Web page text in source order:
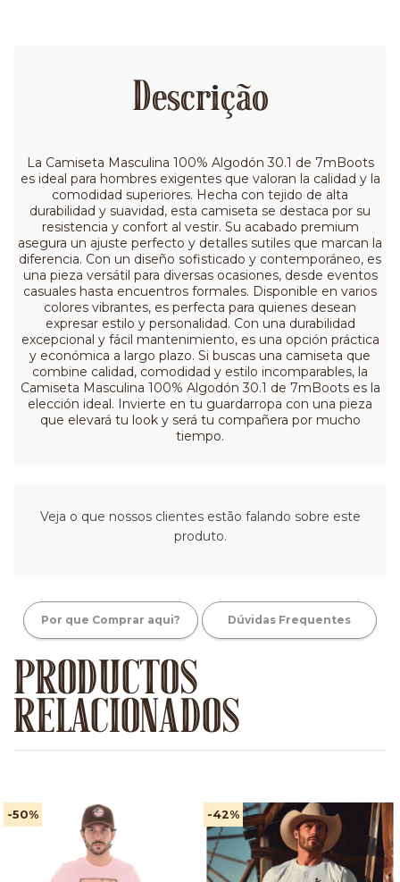
Descrição
La Camiseta Masculina 100% Algodón 30.1 de 7mBoots
es ideal para hombres exigentes que valoran la calidad y la
comodidad superiores. Hecha con tejido de alta
durabilidad y suavidad, esta camiseta se destaca por su
resistencia y confort al vestir. Su acabado premium
asegura un ajuste perfecto y detalles sutiles que marcan la
diferencia. Con un diseño sofisticado y contemporáneo, es
una pieza versátil para diversas ocasiones, desde eventos
casuales hasta encuentros formales. Disponible en varios
colores vibrantes, es perfecta para quienes desean
expresar estilo y personalidad. Con una durabilidad
excepcional y fácil mantenimiento, es una opción práctica
y económica a largo plazo. Si buscas una camiseta que
combine calidad, comodidad y estilo incomparables, la
Camiseta Masculina 100% Algodón 30.1 de 7mBoots es la
elección ideal. Invierte en tu guardarropa con una pieza
que elevará tu look y será tu compañera por mucho
tiempo.
Veja o que nossos clientes estão falando sobre este
produto.
Por que Comprar aqui? Dúvidas Frequentes
PRODUCTOS
RELACIONADOS
-50% -42%